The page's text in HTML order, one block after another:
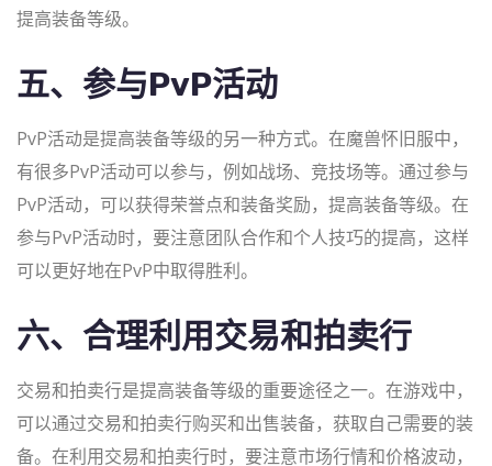
提高装备等级。
五、参与PvP活动
PvP活动是提高装备等级的另一种方式。在魔兽怀旧服中，
有很多PvP活动可以参与，例如战场、竞技场等。通过参与
PvP活动，可以获得荣誉点和装备奖励，提高装备等级。在
参与PvP活动时，要注意团队合作和个人技巧的提高，这样
可以更好地在PvP中取得胜利。
六、合理利用交易和拍卖行
交易和拍卖行是提高装备等级的重要途径之一。在游戏中，
可以通过交易和拍卖行购买和出售装备，获取自己需要的装
备。在利用交易和拍卖行时，要注意市场行情和价格波动，